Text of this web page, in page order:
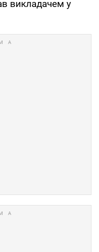
викладачем у